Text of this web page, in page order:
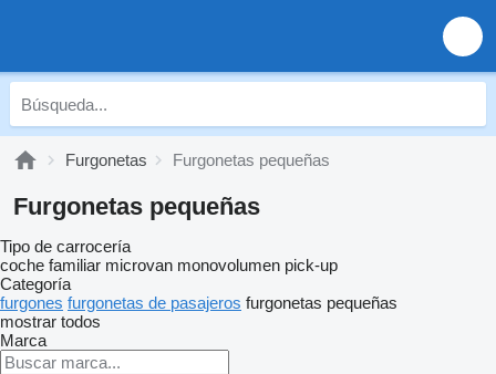
Furgonetas Furgonetas pequeñas
Furgonetas pequeñas
Tipo de carrocería
coche familiar microvan monovolumen pick-up
Categoría
furgones furgonetas de pasajeros furgonetas pequeñas
mostrar todos
Marca